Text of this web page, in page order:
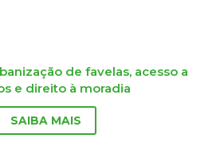
de favelas, acesso a
e direito à moradia
SAIBA MAIS